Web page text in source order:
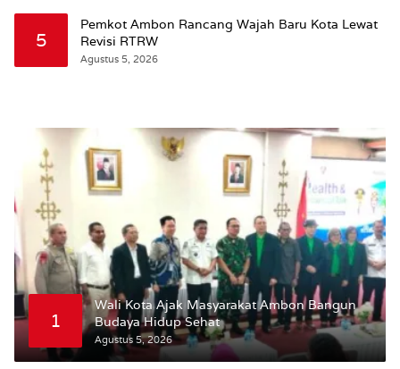
5
Pemkot Ambon Rancang Wajah Baru Kota Lewat
Revisi RTRW
Agustus 5, 2026
1
Wali Kota Ajak Masyarakat Ambon Bangun
Budaya Hidup Sehat
Agustus 5, 2026